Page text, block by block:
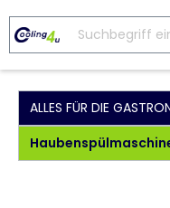
ALLES FÜR DIE